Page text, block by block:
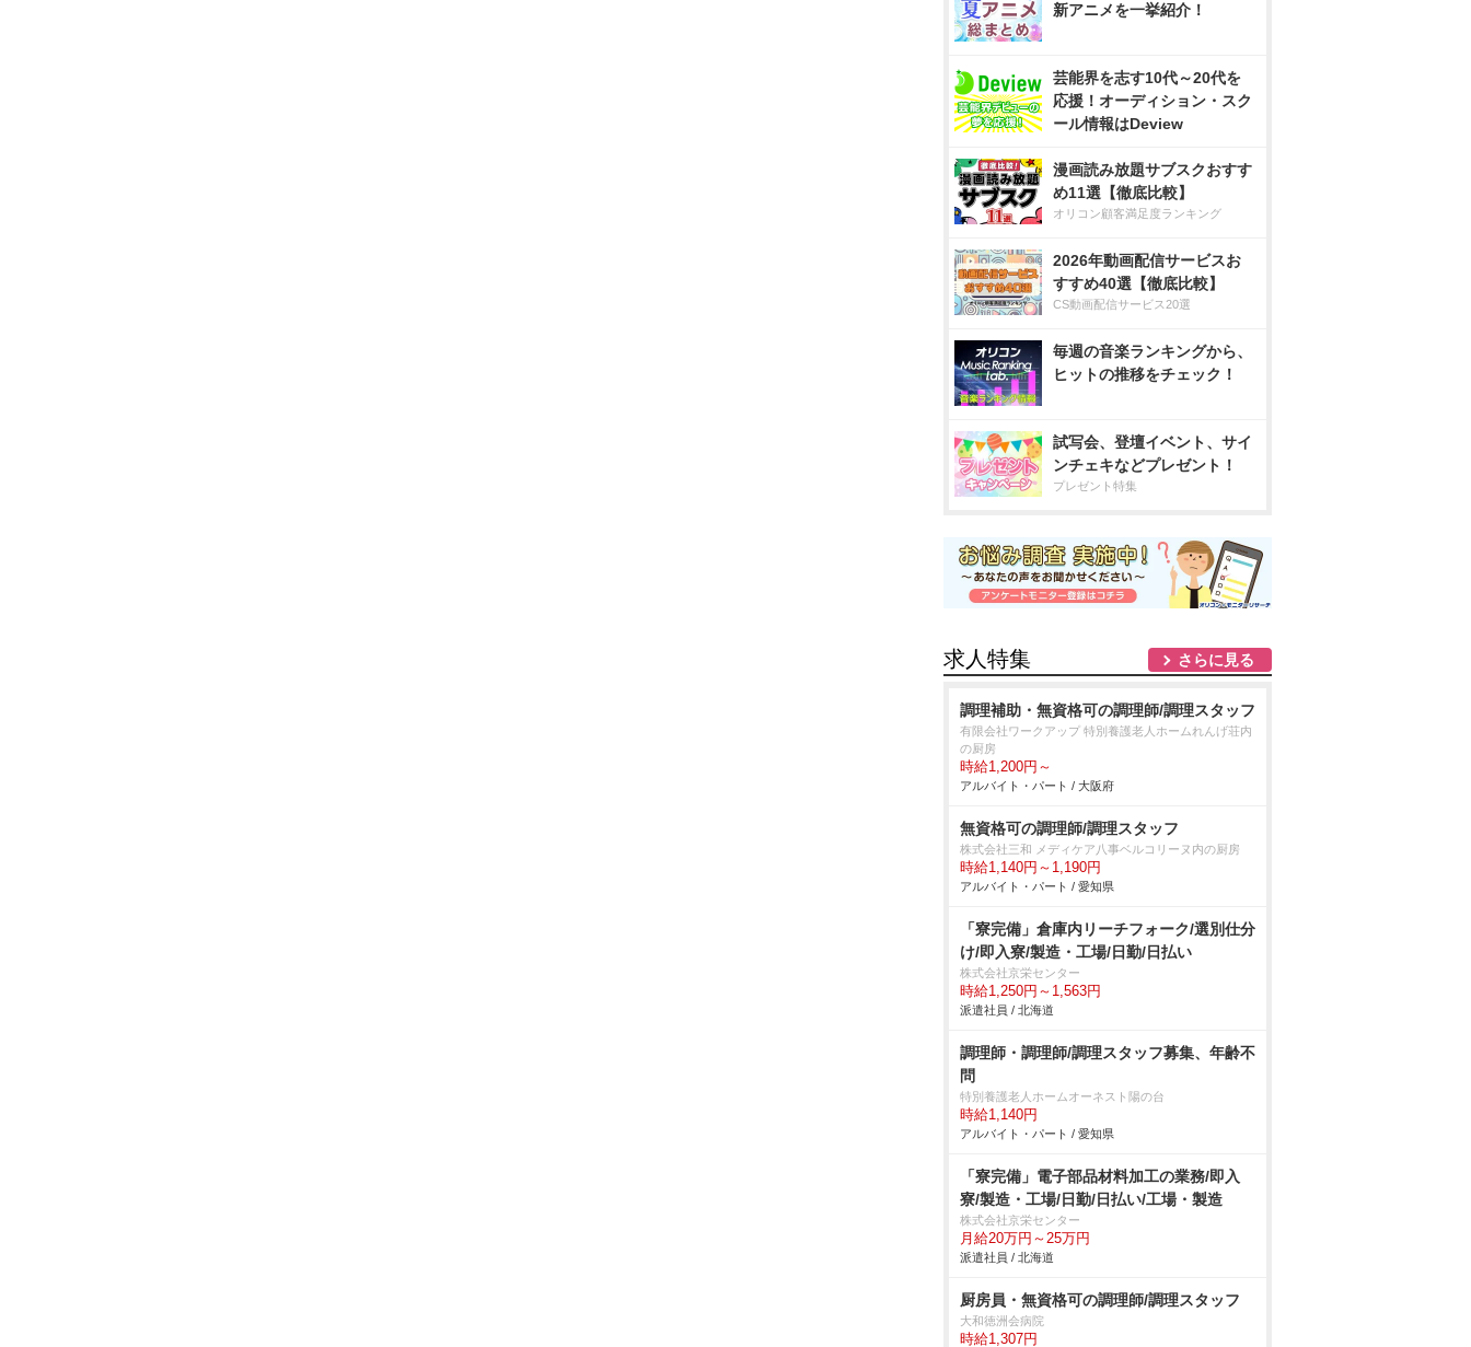
新アニメを一挙紹介！
芸能界を志す10代～20代を
応援！オーディション・スク
ール情報はDeview
漫画読み放題サブスクおすす
め11選【徹底比較】
オリコン顧客満足度ランキング
2026年動画配信サービスお
すすめ40選【徹底比較】
CS動画配信サービス20選
毎週の音楽ランキングから、
ヒットの推移をチェック！
試写会、登壇イベント、サイ
ンチェキなどプレゼント！
プレゼント特集
求人特集 さらに見る
調理補助・無資格可の調理師/調理スタッフ
有限会社ワークアップ 特別養護老人ホームれんげ荘内
の厨房
時給1,200円～
アルバイト・パート / 大阪府
無資格可の調理師/調理スタッフ
株式会社三和 メディケア八事ベルコリーヌ内の厨房
時給1,140円～1,190円
アルバイト・パート / 愛知県
「寮完備」倉庫内リーチフォーク/選別仕分
け/即入寮/製造・工場/日勤/日払い
株式会社京栄センター
時給1,250円～1,563円
派遣社員 / 北海道
調理師・調理師/調理スタッフ募集、年齢不
問
特別養護老人ホームオーネスト陽の台
時給1,140円
アルバイト・パート / 愛知県
「寮完備」電子部品材料加工の業務/即入
寮/製造・工場/日勤/日払い/工場・製造
株式会社京栄センター
月給20万円～25万円
派遣社員 / 北海道
厨房員・無資格可の調理師/調理スタッフ
大和徳洲会病院
時給1,307円